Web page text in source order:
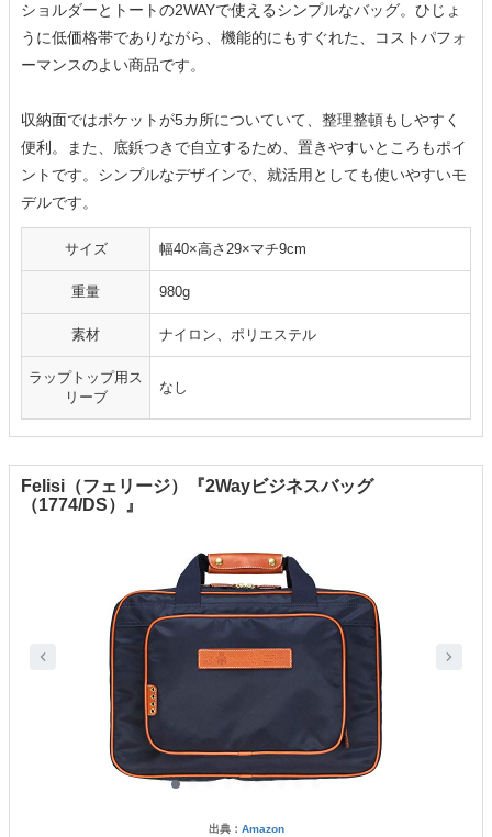
ショルダーとトートの2WAYで使えるシンプルなバッグ。ひじょ
うに低価格帯でありながら、機能的にもすぐれた、コストパフォ
ーマンスのよい商品です。
収納面ではポケットが5カ所についていて、整理整頓もしやすく
便利。また、底鋲つきで自立するため、置きやすいところもポイ
ントです。シンプルなデザインで、就活用としても使いやすいモ
デルです。
サイズ 幅40×高さ29×マチ9cm
重量 980g
素材 ナイロン、ポリエステル
ラップトップ用ス
リーブ
なし
Felisi（フェリージ）『2Wayビジネスバッグ
（1774/DS）』
出典： Amazon